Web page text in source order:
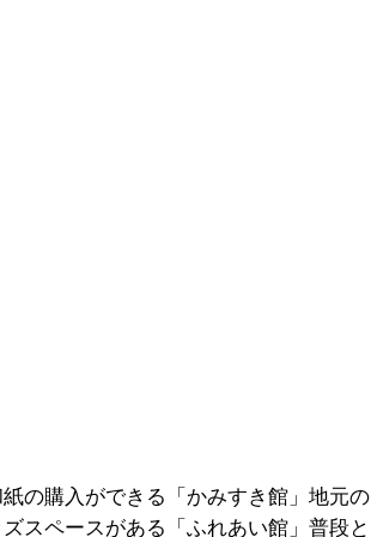
の購入ができる「かみすき館」地元の
スペースがある「ふれあい館」普段と